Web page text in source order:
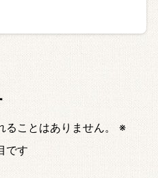
ことはありません。
※
です